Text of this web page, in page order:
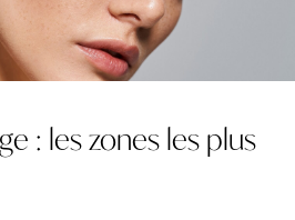
: les zones les plus